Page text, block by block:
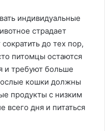
индивидуальные
страдает
до тех пор,
питомцы остаются
и требуют больше
кошки должны
продукты с низким
дня и питаться